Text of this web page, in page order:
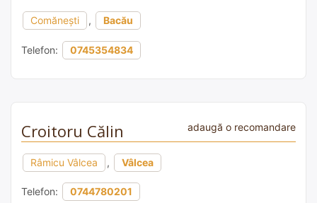
Comănești , Bacău
Telefon: 0745354834
Croitoru Călin adaugă o recomandare
Râmicu Vâlcea , Vâlcea
Telefon: 0744780201